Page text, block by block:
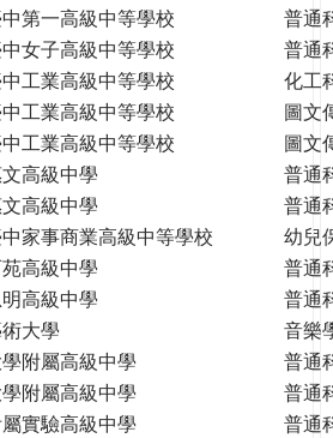
第一高級中等學校
普通
女子高級中等學校
普通
工業高級中等學校
化工
工業高級中等學校
圖文
工業高級中等學校
圖文
高級中學
普通
高級中學
普通
家事商業高級中等學校
幼兒
高級中學
普通
高級中學
普通
大學
音樂
附屬高級中學
普通
附屬高級中學
普通
實驗高級中學
普通